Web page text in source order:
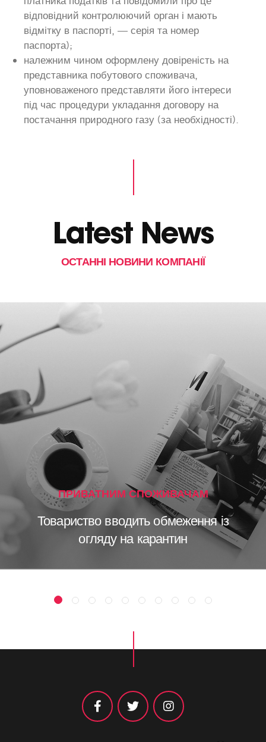
відповідний контролюючий орган і мають
відмітку в паспорті, — серія та номер
паспорта);
належним чином оформлену довіреність на
представника побутового споживача,
уповноваженого представляти його інтереси
під час процедури укладання договору на
постачання природного газу (за необхідності).
Latest News
ОСТАННІ НОВИНИ КОМПАНІЇ
ПРИВАТНИМ СПОЖИВАЧАМ
Товариство вводить обмеження із
огляду на карантин